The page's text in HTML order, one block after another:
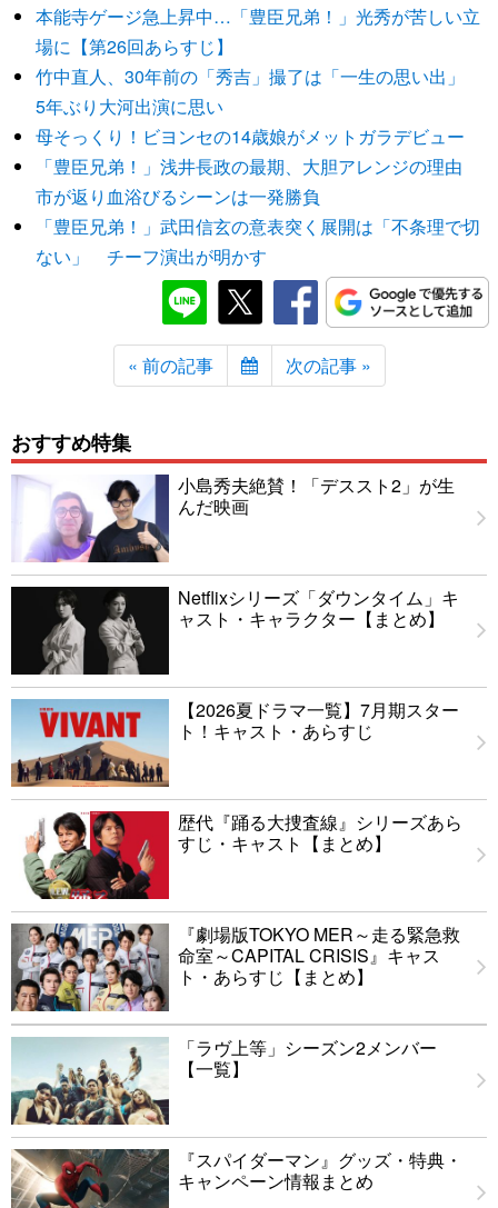
本能寺ゲージ急上昇中…「豊臣兄弟！」光秀が苦しい立
場に【第26回あらすじ】
竹中直人、30年前の「秀吉」撮了は「一生の思い出」
5年ぶり大河出演に思い
母そっくり！ビヨンセの14歳娘がメットガラデビュー
「豊臣兄弟！」浅井長政の最期、大胆アレンジの理由
市が返り血浴びるシーンは一発勝負
「豊臣兄弟！」武田信玄の意表突く展開は「不条理で切
ない」 チーフ演出が明かす
« 前の記事 次の記事 »
おすすめ特集
小島秀夫絶賛！「デススト2」が生
んだ映画
Netflixシリーズ「ダウンタイム」キ
ャスト・キャラクター【まとめ】
【2026夏ドラマ一覧】7月期スター
ト！キャスト・あらすじ
歴代『踊る大捜査線』シリーズあら
すじ・キャスト【まとめ】
『劇場版TOKYO MER～走る緊急救
命室～CAPITAL CRISIS』キャス
ト・あらすじ【まとめ】
「ラヴ上等」シーズン2メンバー
【一覧】
『スパイダーマン』グッズ・特典・
キャンペーン情報まとめ